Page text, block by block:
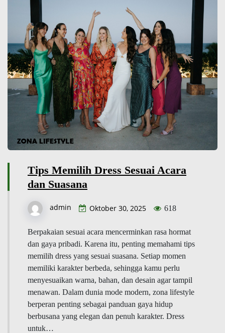
Tips Memilih Dress Sesuai Acara
dan Suasana
admin Oktober 30, 2025 618
Berpakaian sesuai acara mencerminkan rasa hormat
dan gaya pribadi. Karena itu, penting memahami tips
memilih dress yang sesuai suasana. Setiap momen
memiliki karakter berbeda, sehingga kamu perlu
menyesuaikan warna, bahan, dan desain agar tampil
menawan. Dalam dunia mode modern, zona lifestyle
berperan penting sebagai panduan gaya hidup
berbusana yang elegan dan penuh karakter. Dress
untuk…